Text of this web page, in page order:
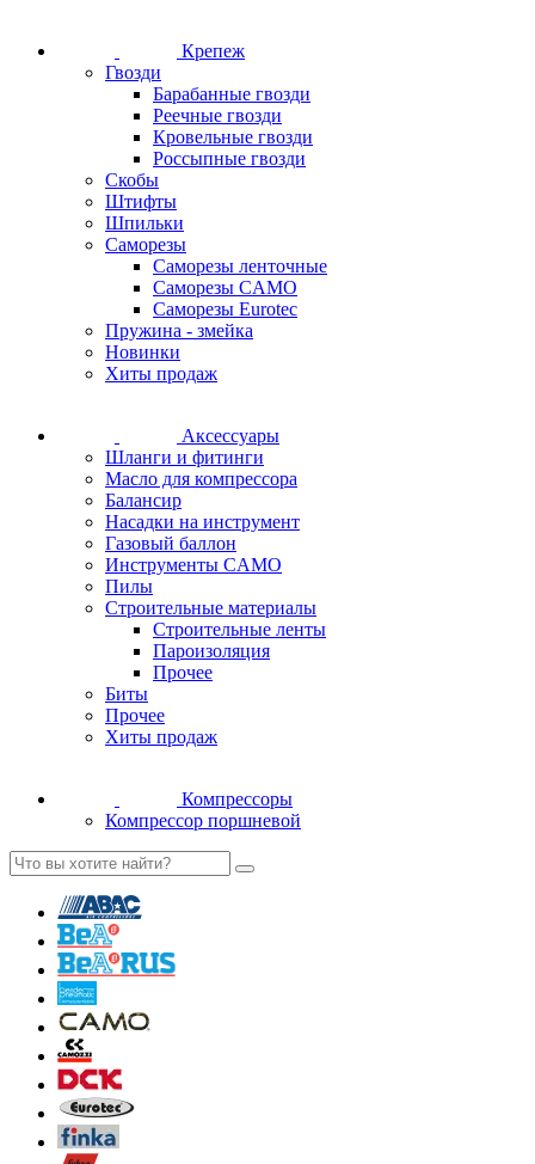
Крепеж
Гвозди
Барабанные гвозди
Реечные гвозди
Кровельные гвозди
Россыпные гвозди
Скобы
Штифты
Шпильки
Саморезы
Саморезы ленточные
Саморезы CAMO
Саморезы Eurotec
Пружина - змейка
Новинки
Хиты продаж
Аксессуары
Шланги и фитинги
Масло для компрессора
Балансир
Насадки на инструмент
Газовый баллон
Инструменты CAMO
Пилы
Строительные материалы
Строительные ленты
Пароизоляция
Прочее
Биты
Прочее
Хиты продаж
Компрессоры
Компрессор поршневой